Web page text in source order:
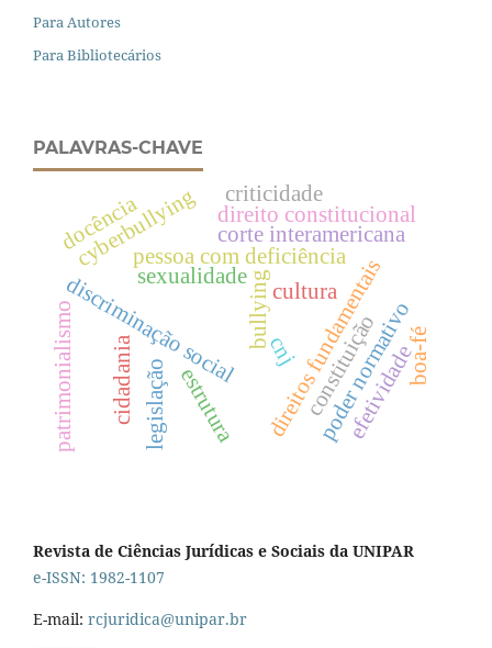
Para Autores
Para Bibliotecários
PALAVRAS-CHAVE
discriminação social direitos fundamentais
pessoa com deficiência
sexualidade
cidadania constituição
cnj
corte interamericana
direito constitucional
poder normativo
legislação
bullying
cyberbullying
efetividade
estrutura
cultura
criticidade
docência
boa-fé
patrimonialismo
Revista de Ciências Jurídicas e Sociais da UNIPAR
e-ISSN: 1982-1107
E-mail: rcjuridica@unipar.br